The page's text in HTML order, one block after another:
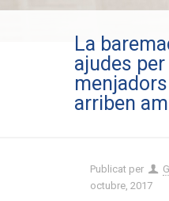
La
ajudes per
arriben
Publicat per
octubre, 2017